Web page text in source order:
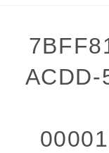
ACDD-